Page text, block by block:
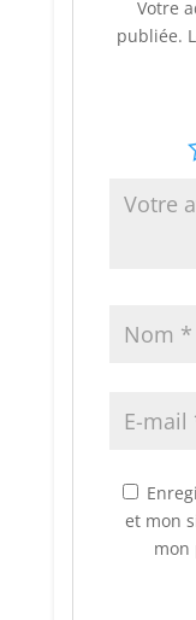
Votre
publiée.
et mon
mon